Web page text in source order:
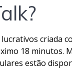
criada
18 minutos.
estão